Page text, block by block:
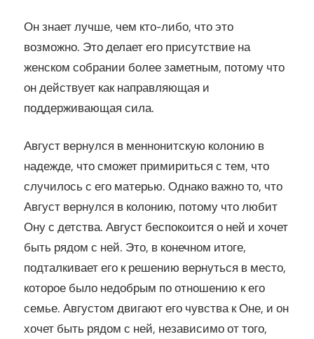
Он знает лучше, чем кто-либо, что это
возможно. Это делает его присутствие на
женском собрании более заметным, потому что
он действует как направляющая и
поддерживающая сила.
Август вернулся в меннонитскую колонию в
надежде, что сможет примириться с тем, что
случилось с его матерью. Однако важно то, что
Август вернулся в колонию, потому что любит
Ону с детства. Август беспокоится о ней и хочет
быть рядом с ней. Это, в конечном итоге,
подталкивает его к решению вернуться в место,
которое было недобрым по отношению к его
семье. Августом двигают его чувства к Оне, и он
хочет быть рядом с ней, независимо от того,